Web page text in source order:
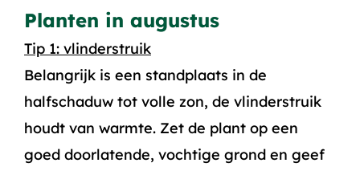
Planten in augustus
Tip 1: vlinderstruik
Belangrijk is een standplaats in de
halfschaduw tot volle zon, de vlinderstruik
houdt van warmte. Zet de plant op een
goed doorlatende, vochtige grond en geef